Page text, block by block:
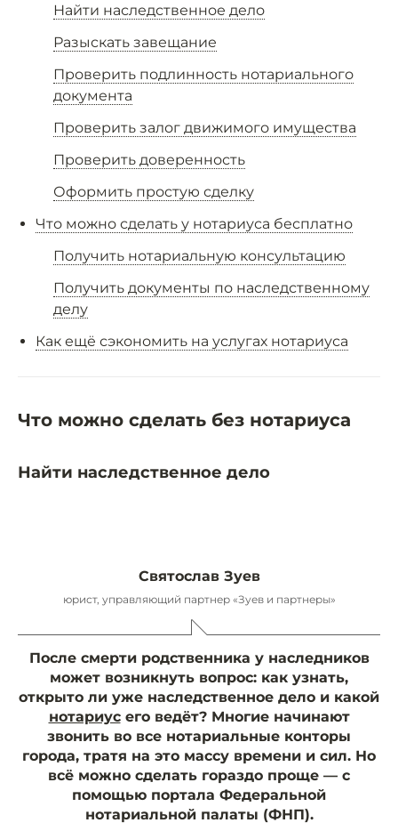
Найти наследственное дело
Разыскать завещание
Проверить подлинность нотариального
документа
Проверить залог движимого имущества
Проверить доверенность
Оформить простую сделку
Что можно сделать у нотариуса бесплатно
Получить нотариальную консультацию
Получить документы по наследственному
делу
Как ещё сэкономить на услугах нотариуса
Что можно сделать без нотариуса
Найти наследственное дело
Святослав Зуев
юрист, управляющий партнер «Зуев и партнеры»
После смерти родственника у наследников
может возникнуть вопрос: как узнать,
открыто ли уже наследственное дело и какой
нотариусего ведёт? Многие начинают
звонить во все нотариальные конторы
города, тратя на это массу времени и сил. Но
всё можно сделать гораздо проще — с
помощью портала Федеральной
нотариальной палаты (ФНП).